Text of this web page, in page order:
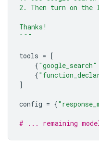
2. Then turn on the
Thanks!
"""
tools = [
{"google_search"
{
]
config = {
# ... remaining